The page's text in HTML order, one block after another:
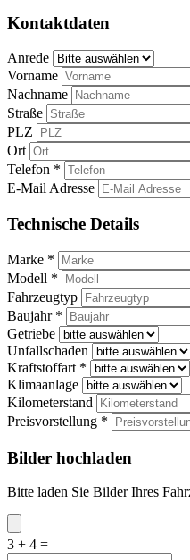
Kontaktdaten
Anrede
Vorname
Nachname
Straße
PLZ
Ort
Telefon *
E-Mail Adresse
Technische Details
Marke *
Modell *
Fahrzeugtyp
Baujahr *
Getriebe
Unfallschaden
Kraftstoffart *
Klimaanlage
Kilometerstand
Preisvorstellung *
Bilder hochladen
Bitte laden Sie Bilder Ihres
3 + 4 =